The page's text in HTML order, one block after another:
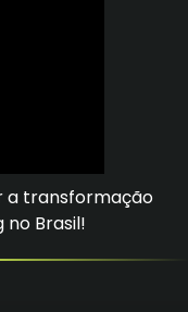
a transformação
Brasil!